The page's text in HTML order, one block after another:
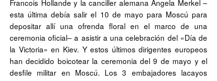
Francois Hollande y la canciller alemana Angela Merkel –
esta última debía salir el 10 de mayo para Moscú para
depositar allí una ofrenda floral en el marco de una
ceremonia oficial– a asistir a una celebración del «Día de
la Victoria» en Kiev. Y estos últimos dirigentes europeos
han decidido boicotear la ceremonia del 9 de mayo y el
desfile militar en Moscú. Los 3 embajadores lacayos